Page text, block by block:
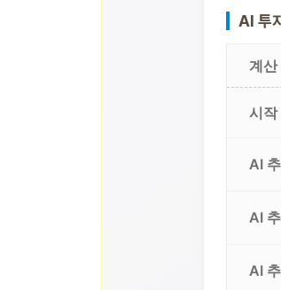
AI 투
계산
시작
AI
AI
AI